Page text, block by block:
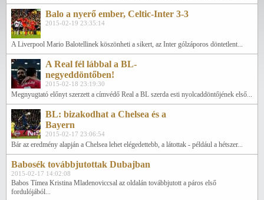
Balo a nyerő ember, Celtic-Inter 3-3
2015-02-19 23:35:14
A Liverpool Mario Balotellinek köszönheti a sikert, az Inter gólzáporos döntetlent...
A Real fél lábbal a BL-
negyeddöntőben!
2015-02-18 23:19:30
Megnyugtató előnyt szerzett a címvédő Real a BL szerda esti nyolcaddöntőjének első...
BL: bizakodhat a Chelsea és a
Bayern
2015-02-17 23:06:54
Bár az eredmény alapján a Chelsea lehet elégedettebb, a látottak - például a hétszer...
Babosék továbbjutottak Dubajban
2015-02-17 14:02:08
Babos Tímea Kristina Mladenoviccsal az oldalán továbbjutott a páros első
fordulójából...